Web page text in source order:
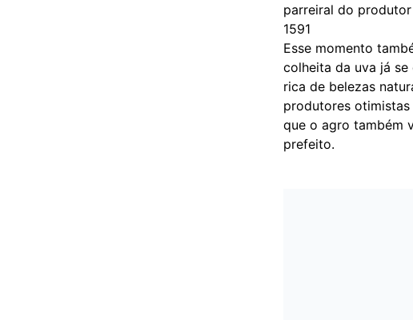
parreiral do
1591
Esse momento
colheita da uva já
rica de belezas
produtores
que o agro também
prefeito.